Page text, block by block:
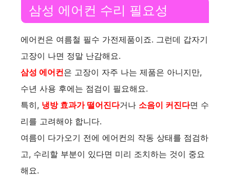
삼성 에어컨 수리 필요성
에어컨은 여름철 필수 가전제품이죠. 그런데 갑자기
고장이 나면 정말 난감해요.
삼성 에어컨은 고장이 자주 나는 제품은 아니지만,
수년 사용 후에는 점검이 필요해요.
특히, 냉방 효과가 떨어진다거나 소음이 커진다면 수
리를 고려해야 합니다.
여름이 다가오기 전에 에어컨의 작동 상태를 점검하
고, 수리할 부분이 있다면 미리 조치하는 것이 중요
해요.